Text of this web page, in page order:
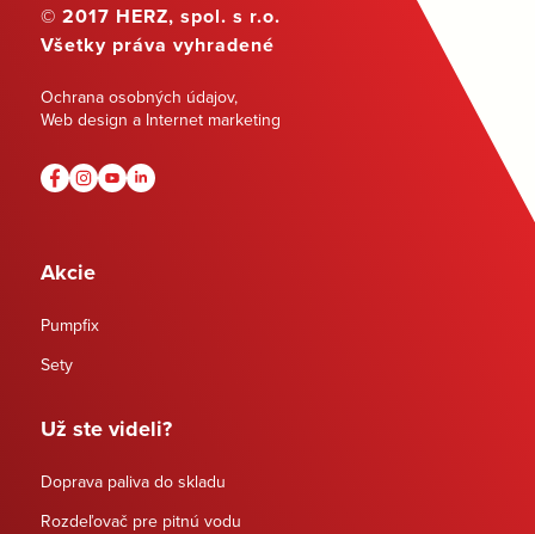
© 2017 HERZ, spol. s r.o.
Všetky práva vyhradené
Ochrana osobných údajov,
Web design a Internet marketing
Akcie
Pumpfix
Sety
Už ste videli?
Doprava paliva do skladu
Rozdeľovač pre pitnú vodu